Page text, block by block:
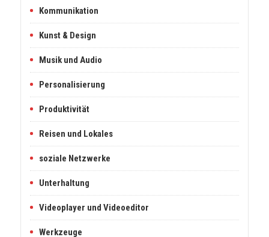
Kommunikation
Kunst & Design
Musik und Audio
Personalisierung
Produktivität
Reisen und Lokales
soziale Netzwerke
Unterhaltung
Videoplayer und Videoeditor
Werkzeuge